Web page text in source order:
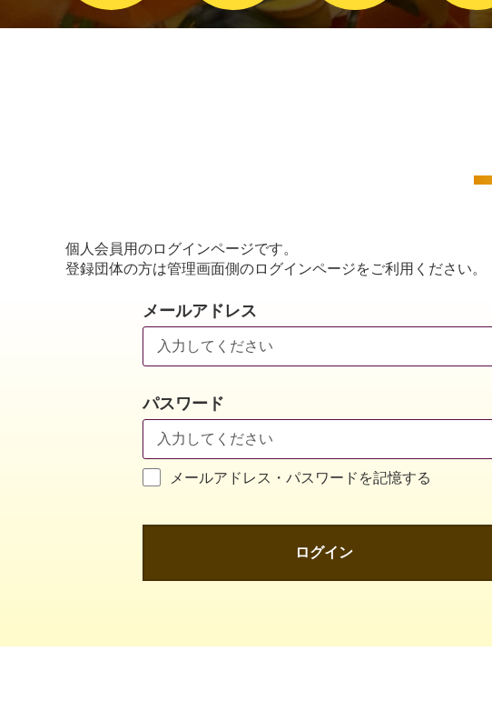
個人会員用のログインページです。
登録団体の方は管理画面側のログインページをご利用ください。
メールアドレス
パスワード
メールアドレス・パスワードを記憶する
ログイン